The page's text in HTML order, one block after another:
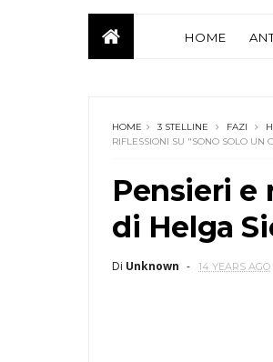
HOME
HOME 3 STELLINE FAZI
RIFLESSIONI SU "SONO SOLO UN
Pensieri e
di Helga
Di Unknown 14 YEARS AGO